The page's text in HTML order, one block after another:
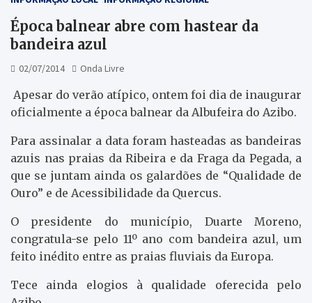
Época balnear abre com hastear da
bandeira azul
02/07/2014 Onda Livre
Apesar do verão atípico, ontem foi dia de inaugurar
oficialmente a época balnear da Albufeira do Azibo.
Para assinalar a data foram hasteadas as bandeiras
azuis nas praias da Ribeira e da Fraga da Pegada, a
que se juntam ainda os galardões de “Qualidade de
Ouro” e de Acessibilidade da Quercus.
O presidente do município, Duarte Moreno,
congratula-se pelo 11º ano com bandeira azul, um
feito inédito entre as praias fluviais da Europa.
Tece ainda elogios à qualidade oferecida pelo